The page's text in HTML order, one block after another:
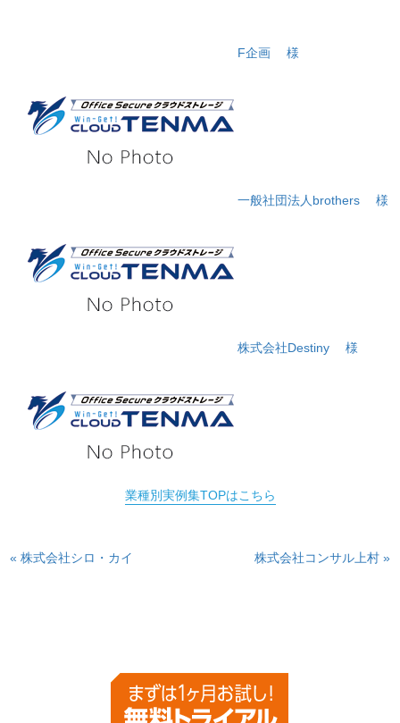
F企画 様
一般社団法人brothers 様
株式会社Destiny 様
業種別実例集TOPはこちら
« 株式会社シロ・カイ 株式会社コンサル上村 »